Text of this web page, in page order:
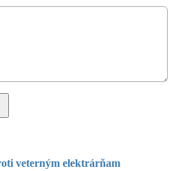
veterným elektrárňam